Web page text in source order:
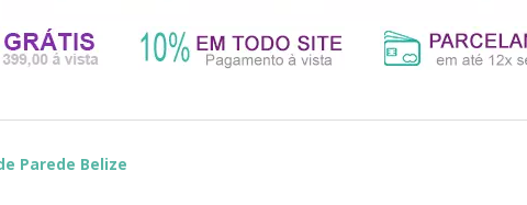
Parede Belize